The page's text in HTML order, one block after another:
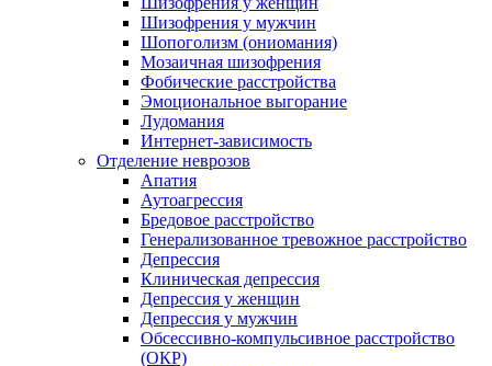
Шизофрения у мужчин
Шопоголизм (ониомания)
Мозаичная шизофрения
Фобические расстройства
Эмоциональное выгорание
Лудомания
Интернет-зависимость
Отделение неврозов
Апатия
Аутоагрессия
Бредовое расстройство
Генерализованное тревожное расстройство
Депрессия
Клиническая депрессия
Депрессия у женщин
Депрессия у мужчин
Обсессивно-компульсивное расстройство
(ОКР)